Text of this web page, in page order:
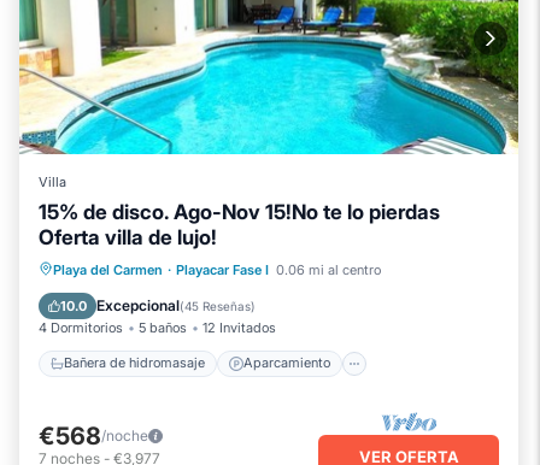
Villa
15% de disco. Ago-Nov 15!No te lo pierdas
Oferta villa de lujo!
Playa del Carmen · Playacar Fase I 0.06 mi al centro
10.0 Excepcional(45 Reseñas)
4 Dormitorios 5 baños 12 Invitados
Bañera de hidromasaje Aparcamiento
Bañera de hidromasaje
Aparcamiento
Piscina
Vista al mar
€568/noche
7 noches - €3,977 VER OFERTA